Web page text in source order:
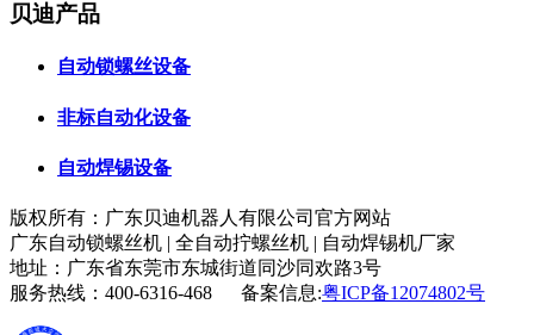
贝迪产品
自动锁螺丝设备
非标自动化设备
自动焊锡设备
版权所有：广东贝迪机器人有限公司官方网站
广东自动锁螺丝机 | 全自动拧螺丝机 | 自动焊锡机厂家
地址：广东省东莞市东城街道同沙同欢路3号
服务热线：400-6316-468 备案信息:粤ICP备12074802号